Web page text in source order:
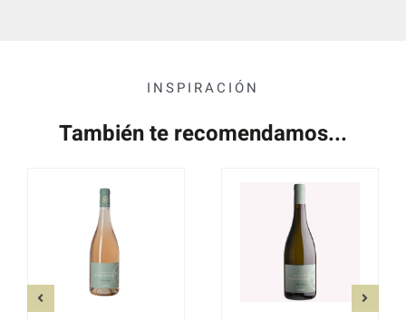
INSPIRACIÓN
También te recomendamos...